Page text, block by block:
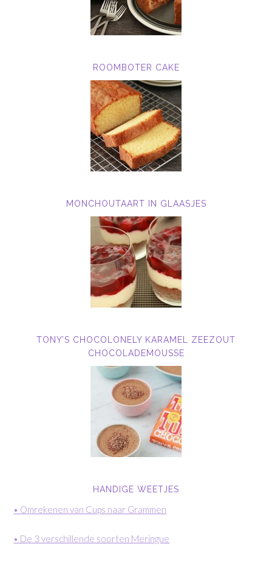
ROOMBOTER CAKE
MONCHOUTAART IN GLAASJES
TONY’S CHOCOLONELY KARAMEL ZEEZOUT
CHOCOLADEMOUSSE
HANDIGE WEETJES
• Omrekenen van Cups naar Grammen
• De 3 verschillende soorten Meringue